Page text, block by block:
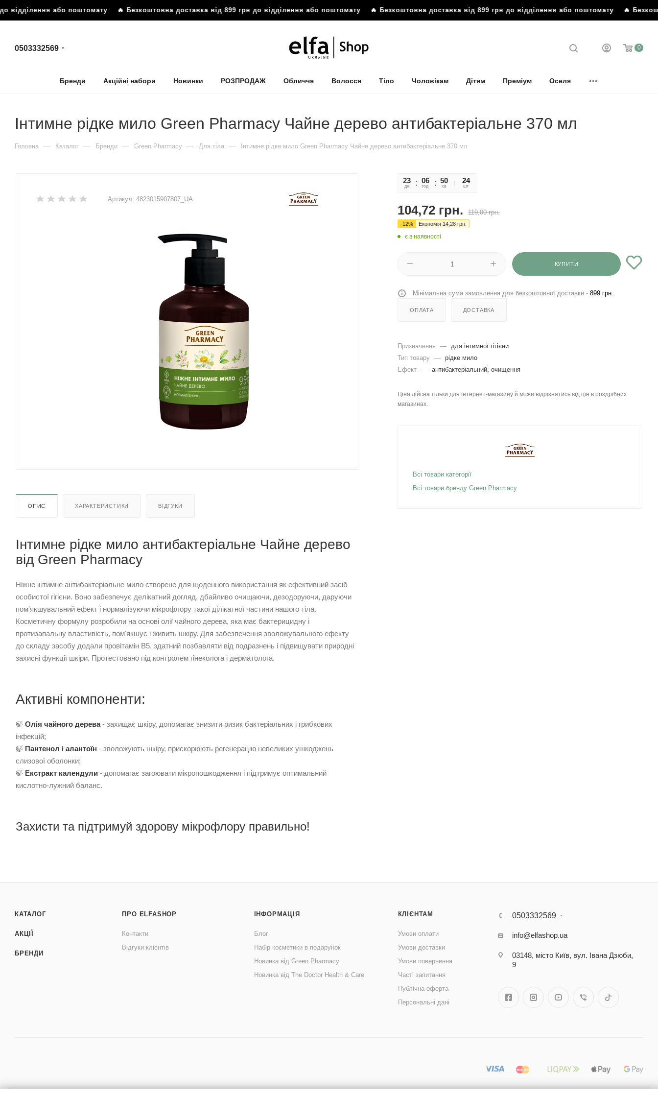
відділення або поштомату🔥 Безкоштовна доставка від 899 грн до відділення або поштомату🔥 Безкоштовна доставка від 899 грн до відділення або поштомату🔥
0503332569 0
Бренди Акційні набори Новинки РОЗПРОДАЖ Обличчя Волосся Тіло Чоловікам Дітям Преміум Оселя
Інтимне рідке мило Green Pharmacy Чайне дерево антибактеріальне 370 мл
Головна — Каталог — Бренди — Green Pharmacy — Для тіла — Інтимне рідке мило Green Pharmacy Чайне дерево антибактеріальне 370 мл
Артикул: 4823015907807_UA
ОПИС ХАРАКТЕРИСТИКИ ВІДГУКИ
Інтимне рідке мило антибактеріальне Чайне дерево
від Green Pharmacy
Ніжне інтимне антибактеріальне мило створене для щоденного використання як ефективний засіб
особистої гігієни. Воно забезпечує делікатний догляд, дбайливо очищаючи, дезодоруючи, даруючи
пом'якшувальний ефект і нормалізуючи мікрофлору такої ділікатної частини нашого тіла.
Косметичну формулу розробили на основі олії чайного дерева, яка має бактерицидну і
протизапальну властивість, пом'якшує і живить шкіру. Для забезпечення зволожувального ефекту
до складу засобу додали провітамін В5, здатний позбавляти від подразнень і підвищувати природні
захисні функції шкіри. Протестовано під контролем гінеколога і дерматолога.
Активні компоненти:
🍃 Олія чайного дерева- захищає шкіру, допомагає знизити ризик бактеріальних і грибкових
інфекцій;
🍃 Пантенол і алантоїн - зволожують шкіру, прискорюють регенерацію невеликих ушкоджень
слизової оболонки;
🍃 Екстракт календули - допомагає загоювати мікропошкодження і підтримує оптимальний
кислотно-лужний баланс.
Захисти та підтримуй здорову мікрофлору правильно!
23
дн
06
год
50
хв
49
сек
24
шт
104,72 грн. 119,00грн.
-12% Економія 14,28 грн.
є в наявності
КУПИТИ
Мінімальна сума замовлення для безкоштовної доставки - 899 грн.
ОПЛАТА ДОСТАВКА
Призначення —
для інтимної гігієни
Тип товару — рідке мило
Ефект — антибактеріальний, очищення
Ціна дійсна тільки для інтернет-магазину й може відрізнятись від цін в роздрібних
магазинах.
Всі товари категорії
Всі товари бренду Green Pharmacy
КАТАЛОГ
АКЦІЇ
БРЕНДИ
ПРО ELFASHOP
Контакти
Відгуки клієнтів
ІНФОРМАЦІЯ
Блог
Набір косметики в подарунок
Новинка від Green Pharmacy
Новинка від The Doctor Health & Care
КЛІЄНТАМ
Умови оплати
Умови доставки
Умови повернення
Часті запитання
Публічна оферта
Персональні дані
0503332569
info@elfashop.ua
03148, місто Київ, вул. Івана Дзюби,
9